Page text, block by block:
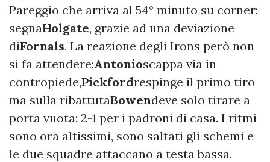
Pareggio che arriva al 54° minuto su corner:
segnaHolgate, grazie ad una deviazione
diFornals. La reazione degli Irons però non
si fa attendere:Antonioscappa via in
contropiede,Pickfordrespinge il primo tiro
ma sulla ribattutaBowendeve solo tirare a
porta vuota: 2-1 per i padroni di casa. I ritmi
sono ora altissimi, sono saltati gli schemi e
le due squadre attaccano a testa bassa.